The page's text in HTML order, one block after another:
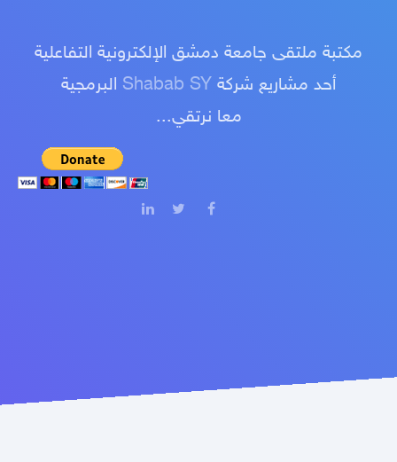
مكتبة ملتقى جامعة دمشق الإلكترونية التفاعلية
أحد مشاريع شركة Shabab SY البرمجية
معا نرتقي...